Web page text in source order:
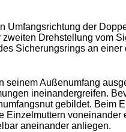
Umfangsrichtung der
Drehstellung vom
Sicherungsrings an einer
seinem Außenumfang
ineinandergreifen.
gebildet. Beim
Einzelmuttern voneinander
aneinander anliegen.